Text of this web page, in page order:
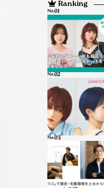
Ranking
No.
No.
No.